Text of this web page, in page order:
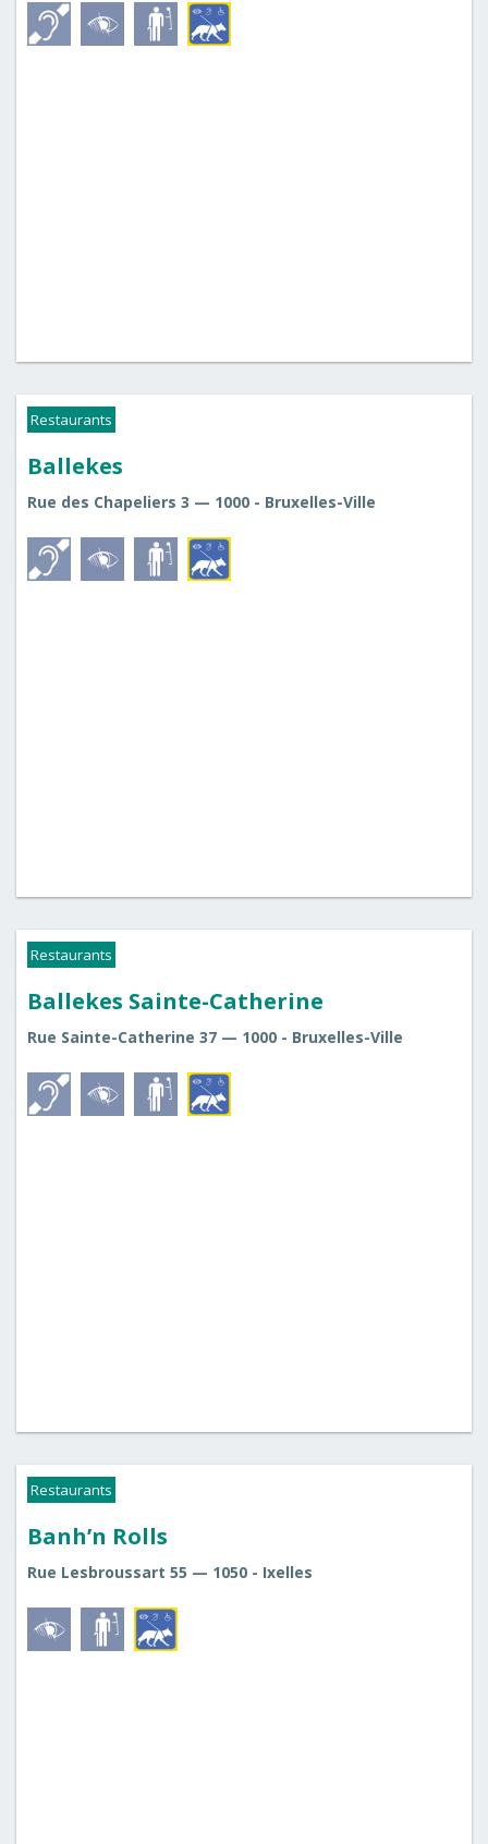
Restaurants
Ballekes
Rue des Chapeliers 3 — 1000 - Bruxelles-Ville
Restaurants
Ballekes Sainte-Catherine
Rue Sainte-Catherine 37 — 1000 - Bruxelles-Ville
Restaurants
Banh’n Rolls
Rue Lesbroussart 55 — 1050 - Ixelles